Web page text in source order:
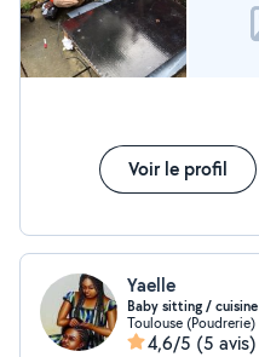
Voir le profil
Yaelle
Baby sitting / cuisine
Toulouse (Poudrerie)
4,6/5 (5 avis)